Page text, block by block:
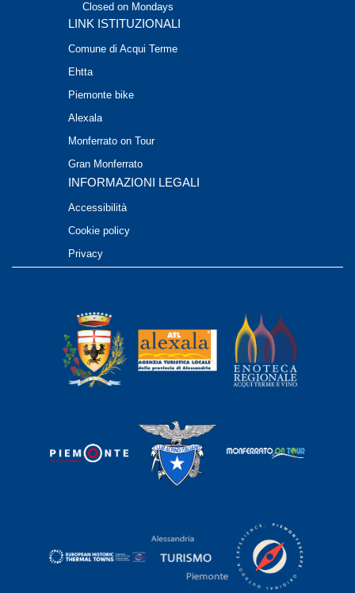
Closed on Mondays
LINK ISTITUZIONALI
Comune di Acqui Terme
Ehtta
Piemonte bike
Alexala
Monferrato on Tour
Gran Monferrato
INFORMAZIONI LEGALI
Accessibilità
Cookie policy
Privacy